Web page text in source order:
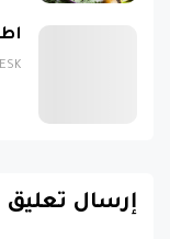
إرسال تعليق